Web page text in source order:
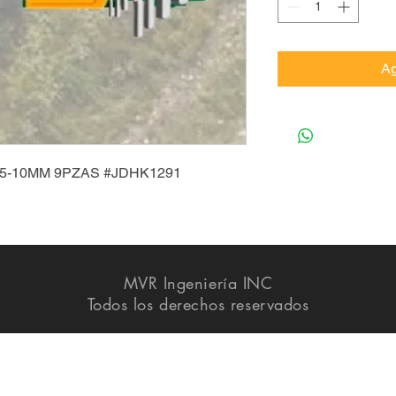
10MM 9PZAS #JDHK1291
MVR Ingeniería INC
Todos los derechos reservados